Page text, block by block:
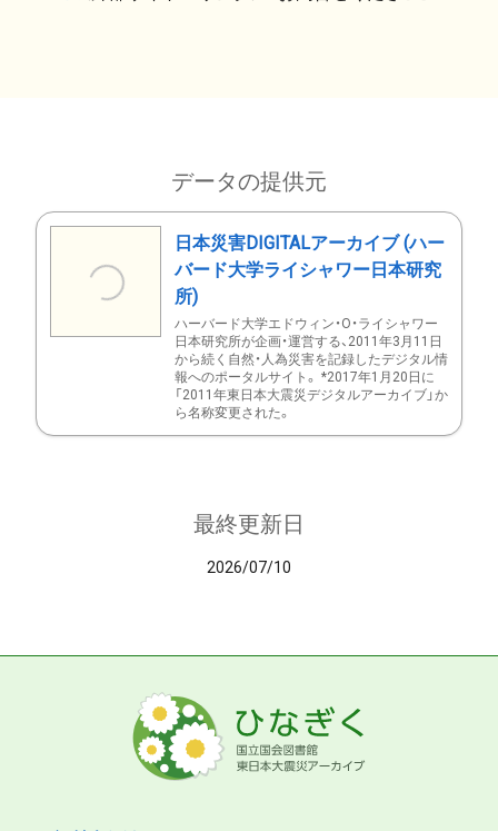
データの提供元
日本災害DIGITALアーカイブ (ハー
バード大学ライシャワー日本研究
所)
ハーバード大学エドウィン・O・ライシャワー
日本研究所が企画・運営する、2011年3月11日
から続く自然・人為災害を記録したデジタル情
報へのポータルサイト。 *2017年1月20日に
「2011年東日本大震災デジタルアーカイブ」か
ら名称変更された。
最終更新日
2026/07/10